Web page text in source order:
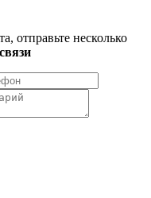
отправьте несколько